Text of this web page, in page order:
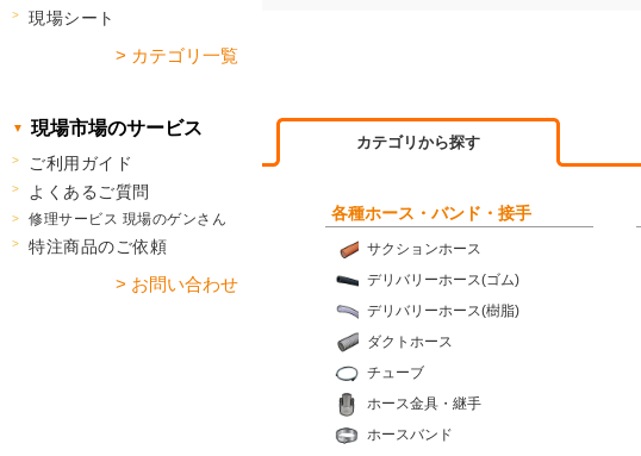
カテゴリから探す
各種ホース・バンド・接手
サクションホース
デリバリーホース(ゴム)
デリバリーホース(樹脂)
ダクトホース
チューブ
ホース金具・継手
ホースバンド
現場シート
> カテゴリ一覧
現場市場のサービス
ご利用ガイド
よくあるご質問
修理サービス 現場のゲンさん
特注商品のご依頼
> お問い合わせ